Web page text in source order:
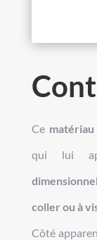
Ce matériau
qui lui
coller ou à
Côté